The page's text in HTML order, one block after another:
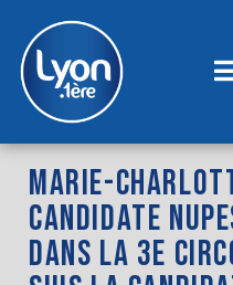
MARIE-
CANDIDATE
DANS LA 3E